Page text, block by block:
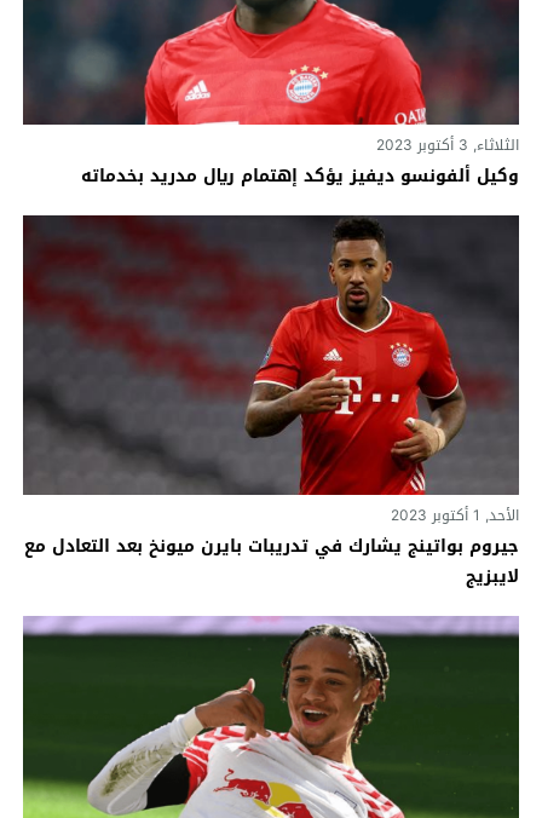
الثلاثاء, 3 أكتوبر 2023
وكيل ألفونسو ديفيز يؤكد إهتمام ريال مدريد بخدماته
الأحد, 1 أكتوبر 2023
جيروم بواتينج يشارك في تدريبات بايرن ميونخ بعد التعادل مع
لايبزيج